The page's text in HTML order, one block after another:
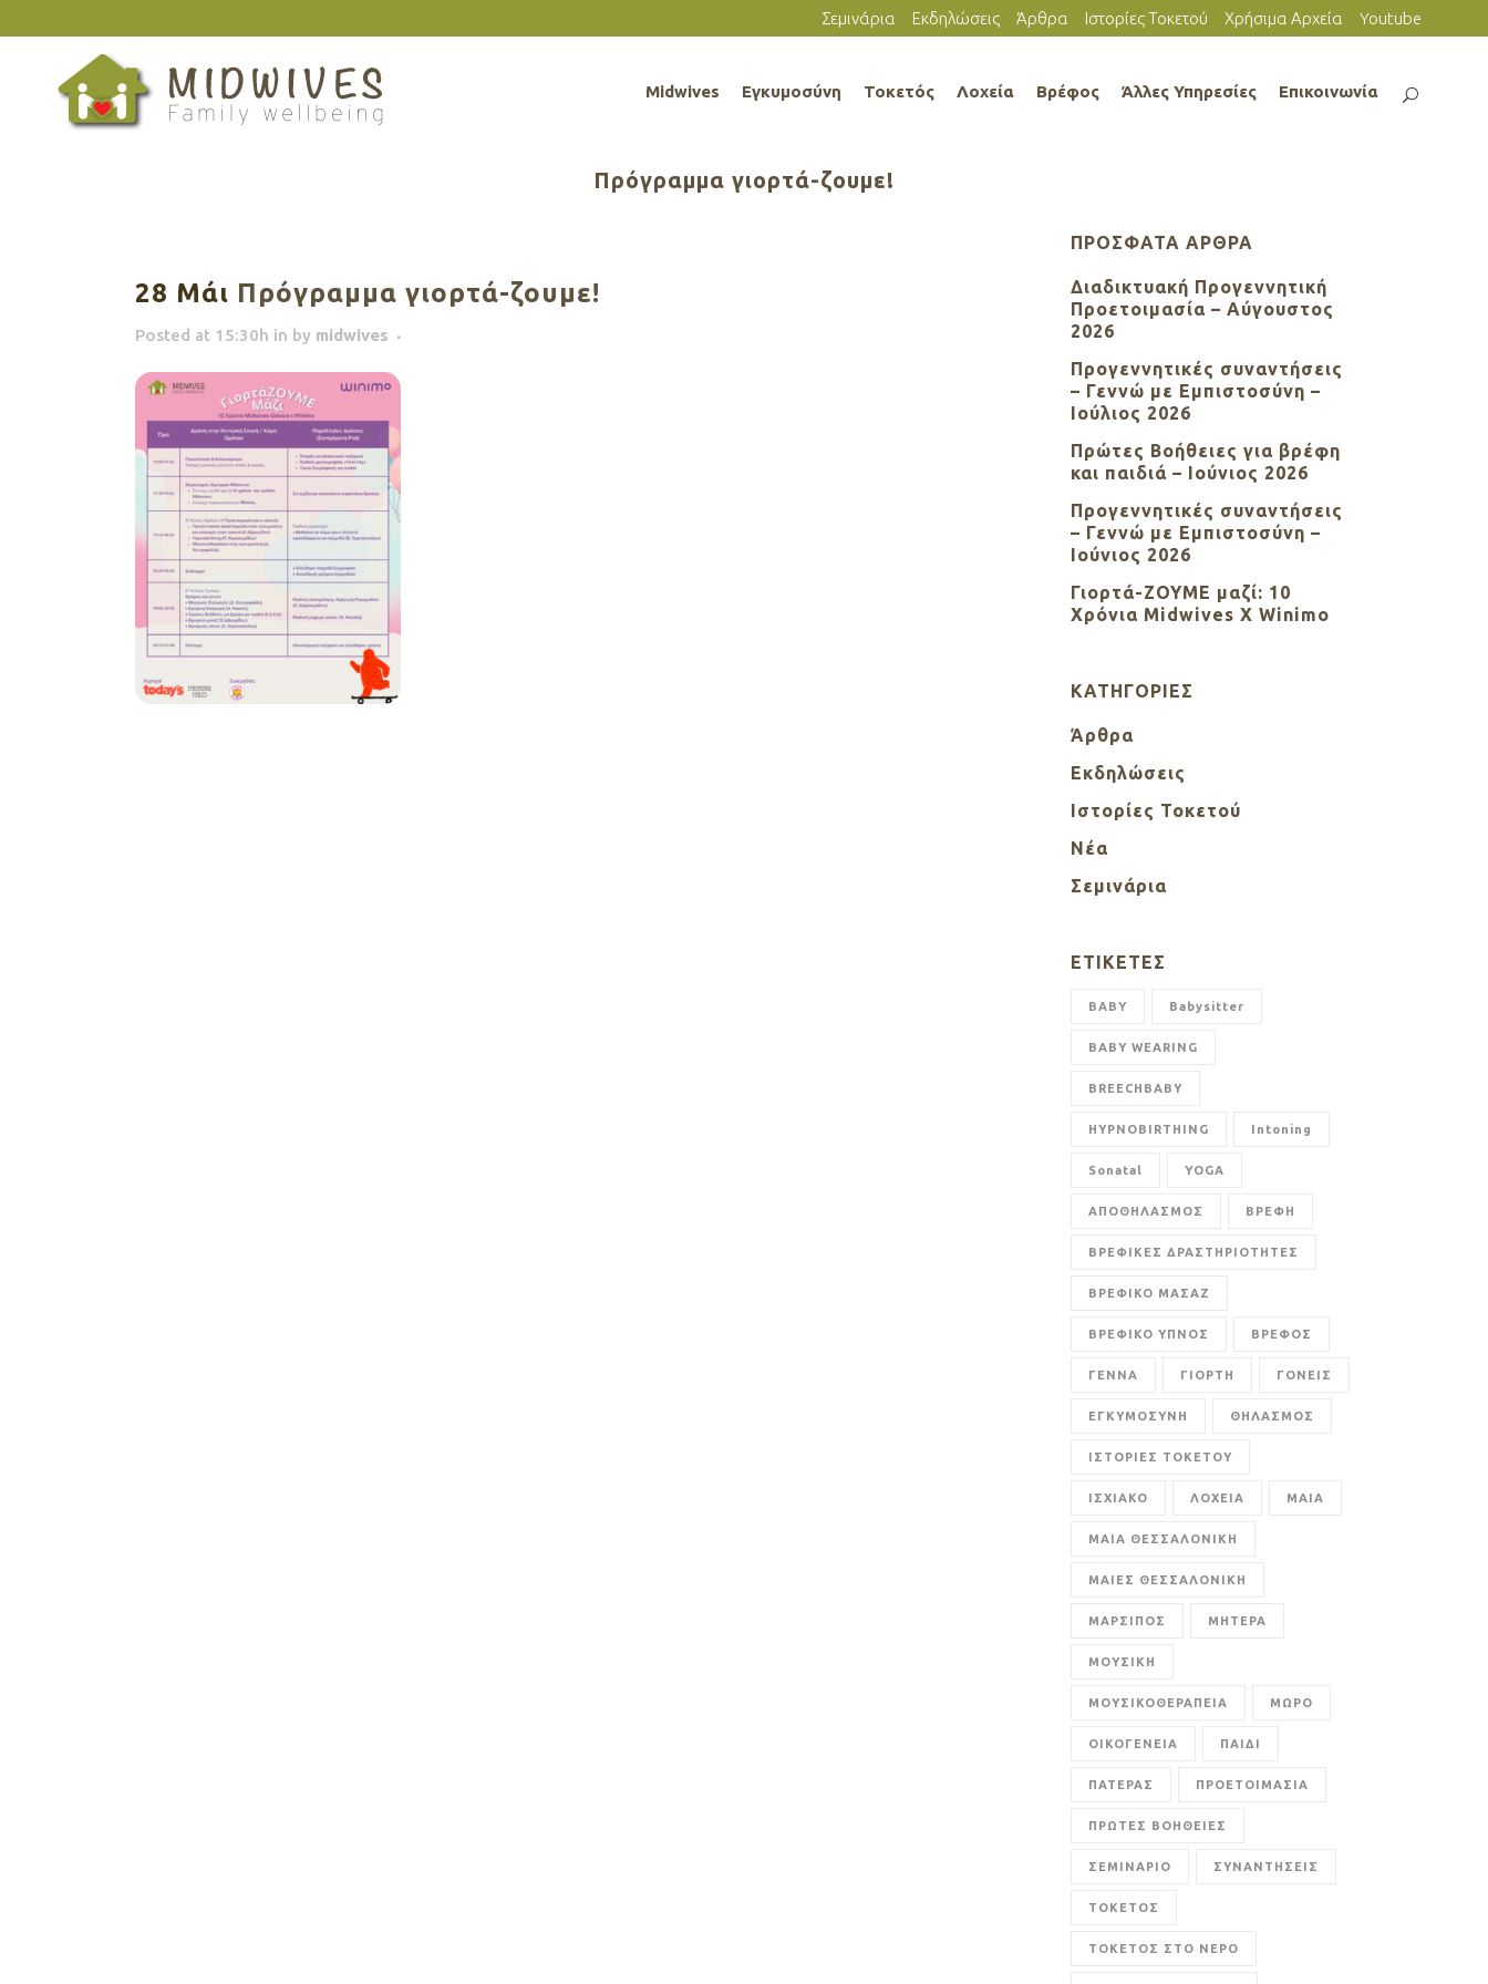
Σεμινάρια Εκδηλώσεις Άρθρα Ιστορίες Τοκετού Χρήσιμα Αρχεία Youtube
Midwives Εγκυμοσύνη Τοκετός Λοχεία Βρέφος Άλλες Υπηρεσίες Επικοινωνία
Πρόγραμμα γιορτά-ζουμε!
28 Μάι Πρόγραμμα γιορτά-ζουμε!
Posted at 15:30h in by midwives
ΠΡΌΣΦΑΤΑ ΆΡΘΡΑ
Διαδικτυακή Προγεννητική
Προετοιμασία – Αύγουστος
2026
Προγεννητικές συναντήσεις
– Γεννώ με Εμπιστοσύνη –
Ιούλιος 2026
Πρώτες Βοήθειες για βρέφη
και παιδιά – Ιούνιος 2026
Προγεννητικές συναντήσεις
– Γεννώ με Εμπιστοσύνη –
Ιούνιος 2026
Γιορτά-ΖΟΥΜΕ μαζί: 10
Χρόνια Midwives X Winimo
KΑΤΗΓΟΡΊΕΣ
Άρθρα
Εκδηλώσεις
Ιστορίες Τοκετού
Νέα
Σεμινάρια
ΕΤΙΚΈΤΕΣ
BABY Babysitter
BABY WEARING
BREECHBABY
HYPNOBIRTHING Intoning
Sonatal YOGA
ΑΠΟΘΗΛΑΣΜΟΣ ΒΡΕΦΗ
ΒΡΕΦΙΚΕΣ ΔΡΑΣΤΗΡΙΟΤΗΤΕΣ
ΒΡΕΦΙΚΟ ΜΑΣΑΖ
ΒΡΕΦΙΚΟ ΥΠΝΟΣ ΒΡΕΦΟΣ
ΓΕΝΝΑ ΓΙΟΡΤΗ ΓΟΝΕΙΣ
ΕΓΚΥΜΟΣΥΝΗ ΘΗΛΑΣΜΟΣ
ΙΣΤΟΡΙΕΣ ΤΟΚΕΤΟΥ
ΙΣΧΙΑΚΟ ΛΟΧΕΙΑ ΜΑΙΑ
ΜΑΙΑ ΘΕΣΣΑΛΟΝΙΚΗ
ΜΑΙΕΣ ΘΕΣΣΑΛΟΝΙΚΗ
ΜΑΡΣΙΠΟΣ ΜΗΤΕΡΑ
ΜΟΥΣΙΚΗ
ΜΟΥΣΙΚΟΘΕΡΑΠΕΙΑ ΜΩΡΟ
ΟΙΚΟΓΕΝΕΙΑ ΠΑΙΔΙ
ΠΑΤΕΡΑΣ ΠΡΟΕΤΟΙΜΑΣΙΑ
ΠΡΩΤΕΣ ΒΟΗΘΕΙΕΣ
ΣΕΜΙΝΑΡΙΟ ΣΥΝΑΝΤΗΣΕΙΣ
ΤΟΚΕΤΟΣ
ΤΟΚΕΤΟΣ ΣΤΟ ΝΕΡΟ